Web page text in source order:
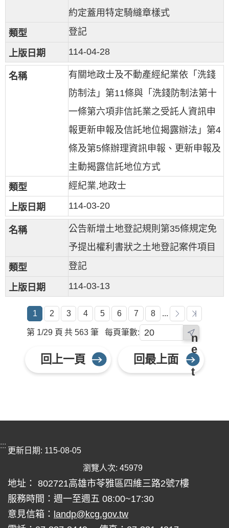
約定蓋用特定騎縫章樣式
登記
114-04-28
有關地政士及不動產經紀業依「洗錢
防制法」第11條與「洗錢防制法第十
一條第六項非信託業之受託人資訊申
報更新申報及信託地位揭露辦法」第4
條及第5條辦理資訊申報、更新申報及
主動揭露信託地位方式
經紀業,地政士
114-03-20
公告新增土地登記規則第35條規定免
予提出權利書狀之土地登記案件項目
登記
114-03-13
1 2 3 4 5 6 7 8 ...
第 1/29 頁 共 563 筆 每頁筆數:
n
e
x
t
回上一頁 回最上面
:::
更新日期
115-08-05
瀏覽人次 45979
地址： 802721高雄市苓雅區四維三路2號7樓
服務時間：週一至週五 08:00~17:30
意見信箱： landp@kcg.gov.tw